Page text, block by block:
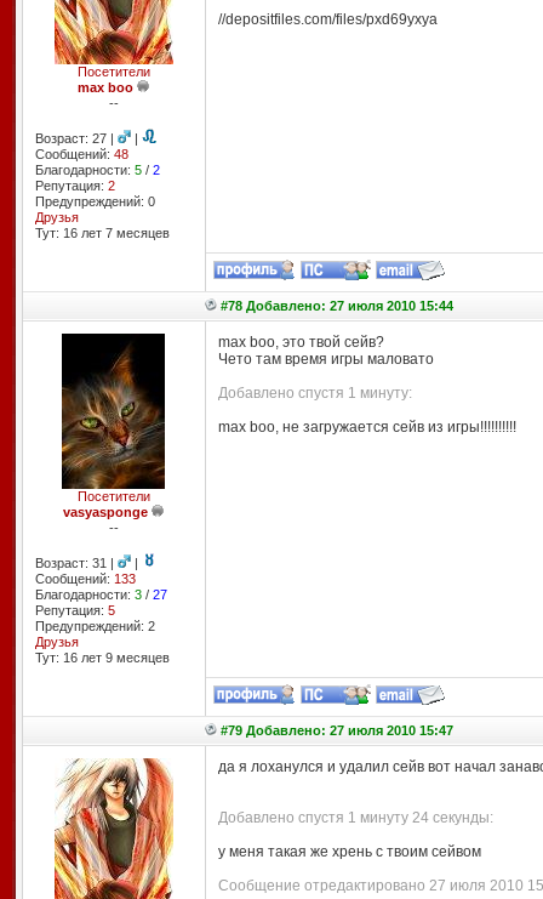
Посетители
max boo
--
Возраст: 27 |
|
Сообщений: 48
Благодарности: 5/ 2
Репутация: 2
Предупреждений: 0
Друзья
Тут: 16 лет 7 месяцев
//depositfiles.com/files/pxd69yxya
#78 Добавлено: 27 июля 2010 15:44
Посетители
vasyasponge
--
Возраст: 31 |
|
Сообщений: 133
Благодарности: 3/ 27
Репутация: 5
Предупреждений: 2
Друзья
Тут: 16 лет 9 месяцев
max boo, это твой сейв?
Чето там время игры маловато
Добавлено спустя 1 минуту:
max boo, не загружается сейв из игры!!!!!!!!!!
#79 Добавлено: 27 июля 2010 15:47
да я лоханулся и удалил сейв вот начал
Добавлено спустя 1 минуту 24 секунды:
у меня такая же хрень с твоим сейвом
Сообщение отредактировано 27 июля 2010